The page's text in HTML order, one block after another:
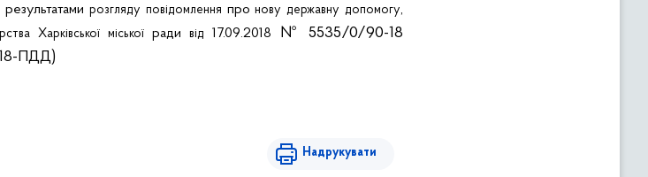
результатами розгляду повідомлення пронову державну допомогу,
Харківської міськоїрадивід 17.09.2018
№ 5535/0/90-18
ПДД)
Надрукувати